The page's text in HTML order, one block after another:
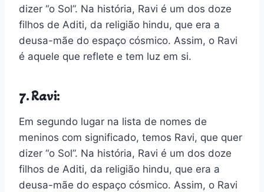
dizer “o Sol”. Na história, Ravi é um dos doze
filhos de Aditi, da religião hindu, que era a
deusa-mãe do espaço cósmico. Assim, o Ravi
é aquele que reflete e tem luz em si.
7. Ravi:
Em segundo lugar na lista de nomes de
meninos com significado, temos Ravi, que quer
dizer “o Sol”. Na história, Ravi é um dos doze
filhos de Aditi, da religião hindu, que era a
deusa-mãe do espaço cósmico. Assim, o Ravi